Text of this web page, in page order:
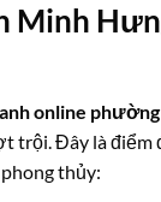
Minh
online
trội. Đây là điểm
thủy: